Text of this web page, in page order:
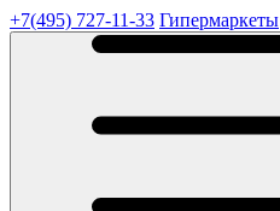
+7(495) 727-11-33 Гипермаркеты